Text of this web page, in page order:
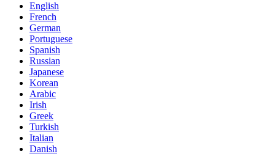
English
French
German
Portuguese
Spanish
Russian
Japanese
Korean
Arabic
Irish
Greek
Turkish
Italian
Danish